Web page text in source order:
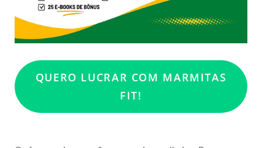
QUERO LUCRAR COM MARMITAS
FIT!